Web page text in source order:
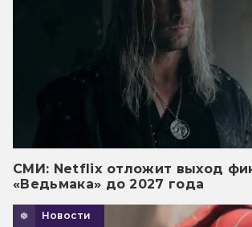
СМИ: Netflix отложит выход
«Ведьмака» до 2027 года
Новости